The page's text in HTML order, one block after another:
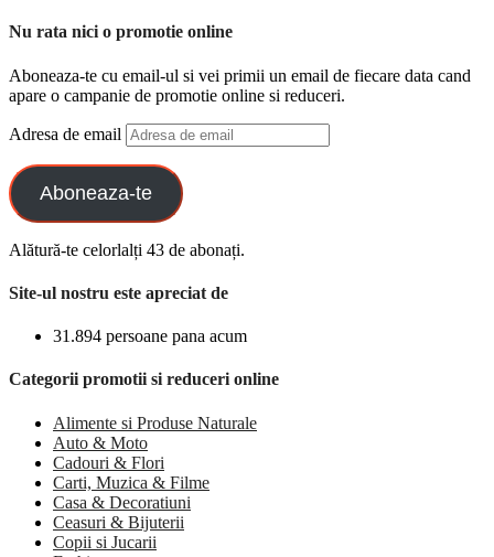
Nu rata nici o promotie online
Aboneaza-te cu email-ul si vei primii un email de fiecare data cand
apare o campanie de promotie online si reduceri.
Adresa de email
Aboneaza-te
Alătură-te celorlalți 43 de abonați.
Site-ul nostru este apreciat de
31.894 persoane pana acum
Categorii promotii si reduceri online
Alimente si Produse Naturale
Auto & Moto
Cadouri & Flori
Carti, Muzica & Filme
Casa & Decoratiuni
Ceasuri & Bijuterii
Copii si Jucarii